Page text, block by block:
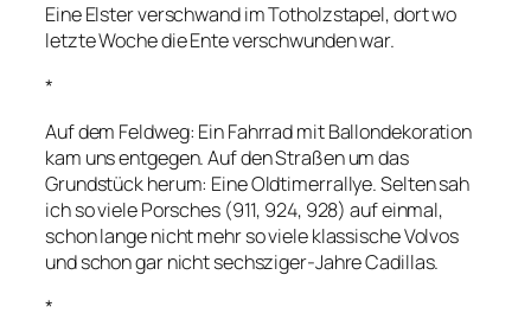
Eine Elster verschwand im Totholzstapel, dort wo
letzte Woche die Ente verschwunden war.
*
Auf dem Feldweg: Ein Fahrrad mit Ballondekoration
kam uns entgegen. Auf den Straßen um das
Grundstück herum: Eine Oldtimerrallye. Selten sah
ich so viele Porsches (911, 924, 928) auf einmal,
schon lange nicht mehr so viele klassische Volvos
und schon gar nicht sechsziger-Jahre Cadillas.
*